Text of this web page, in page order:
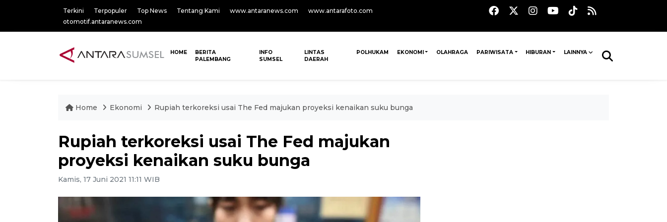
Terkini Terpopuler Top News Tentang Kami www.antaranews.com
www.antarafoto.com
otomotif.antaranews.com
HOME
BERITA
PALEMBANG
INFO
SUMSEL
LINTAS
DAERAH
POLHUKAM EKONOMI OLAHRAGA PARIWISATA HIBURAN LAINNYA
Home Ekonomi Rupiah terkoreksi usai The Fed majukan proyeksi kenaikan suku bunga
Rupiah terkoreksi usai The Fed majukan
proyeksi kenaikan suku bunga
Kamis, 17 Juni 2021 11:11 WIB